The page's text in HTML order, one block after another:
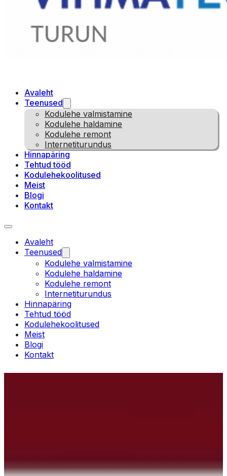
Avaleht
Teenused
Kodulehe valmistamine
Kodulehe haldamine
Kodulehe remont
Internetiturundus
Hinnapäring
Tehtud tööd
Kodulehekoolitused
Meist
Blogi
Kontakt
Avaleht
Teenused
Kodulehe valmistamine
Kodulehe haldamine
Kodulehe remont
Internetiturundus
Hinnapäring
Tehtud tööd
Kodulehekoolitused
Meist
Blogi
Kontakt